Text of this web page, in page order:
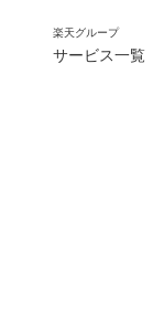
楽天グループ
サービス一覧